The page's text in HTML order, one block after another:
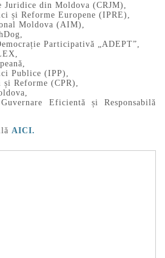
Juridice din Moldova (CRJM),
și Reforme Europene (IPRE),
Moldova (AIM),
Participativă „ADEPT”,
Publice (IPP),
Reforme (CPR),
Eficientă și Responsabilă
AICI.